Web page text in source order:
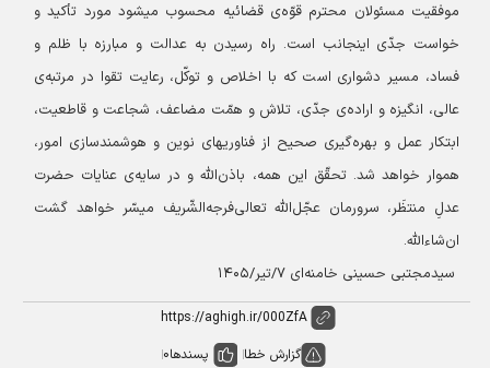
موفقیت مسئولان محترم قوّه‌ی قضائیه محسوب میشود مورد تأکید و
خواست جدّی اینجانب است.راه رسیدن به عدالت و مبارزه با ظلم و
فساد، مسیر دشواری است که با اخلاص و توکّل، رعایت تقوا در مرتبه‌ی
عالی، انگیزه و اراده‌ی جدّی، تلاش و همّت مضاعف، شجاعت و قاطعیت،
ابتکار عمل و بهره‌گیری صحیح از فناوریهای نوین و هوشمندسازی امور،
هموار خواهد شد. تحقّق این همه، باذن‌الله و در سایه‌ی عنایات حضرت
عدلِ منتظَر، سرورمان عجّل‌الله تعالی‌فرجه‌الشّریف میسّر خواهد گشت
ان‌شاءالله.
سیدمجتبی حسینی خامنه‌ای۷/تیر/۱۴۰۵
گزارش خطا پسندها0